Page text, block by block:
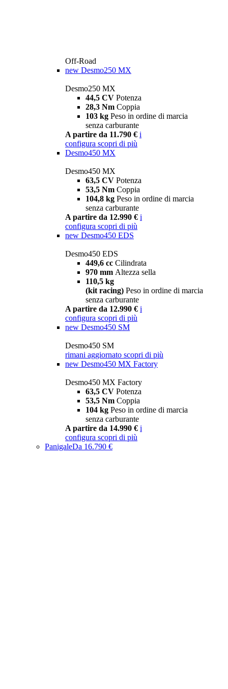
Off-Road
new Desmo250 MX
Desmo250 MX
44,5 CV Potenza
28,3 Nm Coppia
103 kg Peso in ordine di marcia
senza carburante
A partire da 11.790 € i
configura scopri di più
Desmo450 MX
Desmo450 MX
63,5 CV Potenza
53,5 Nm Coppia
104,8 kg Peso in ordine di marcia
senza carburante
A partire da 12.990 € i
configura scopri di più
new Desmo450 EDS
Desmo450 EDS
449,6 cc Cilindrata
970 mm Altezza sella
110,5 kg
(kit racing) Peso in ordine di marcia
senza carburante
A partire da 12.990 € i
configura scopri di più
new Desmo450 SM
Desmo450 SM
rimani aggiornato scopri di più
new Desmo450 MX Factory
Desmo450 MX Factory
63,5 CV Potenza
53,5 Nm Coppia
104 kg Peso in ordine di marcia
senza carburante
A partire da 14.990 € i
configura scopri di più
PanigaleDa 16.790 €